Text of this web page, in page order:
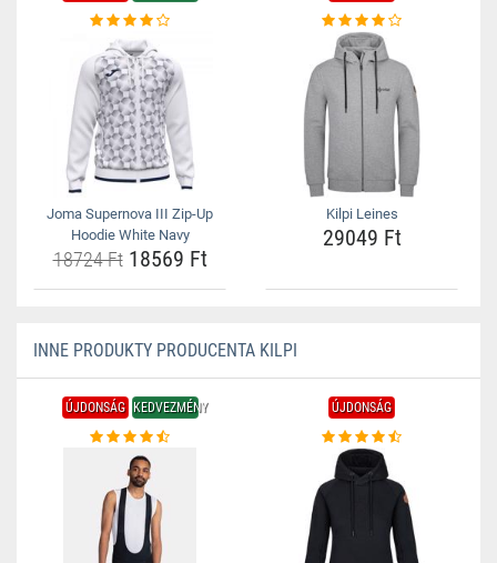
Joma Supernova III Zip-Up
Hoodie White Navy
18724 Ft18569 Ft
Kilpi Leines
29049 Ft
INNE PRODUKTY PRODUCENTA KILPI
ÚJDONSÁG KEDVEZMÉNY ÚJDONSÁG